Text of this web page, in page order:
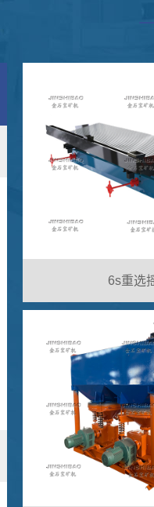
验经过多道严
6s重选